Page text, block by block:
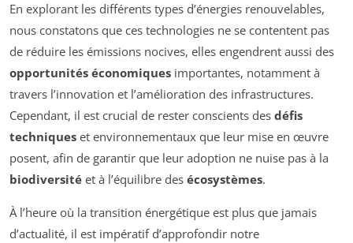
En explorant les différents types d’énergies renouvelables,
nous constatons que ces technologies ne se contentent pas
de réduire les émissions nocives, elles engendrent aussi des
opportunités économiques importantes, notamment à
travers l’innovation et l’amélioration des infrastructures.
Cependant, il est crucial de rester conscients des défis
techniques et environnementaux que leur mise en œuvre
posent, afin de garantir que leur adoption ne nuise pas à la
biodiversité et à l’équilibre des écosystèmes.
À l’heure où la transition énergétique est plus que jamais
d’actualité, il est impératif d’approfondir notre